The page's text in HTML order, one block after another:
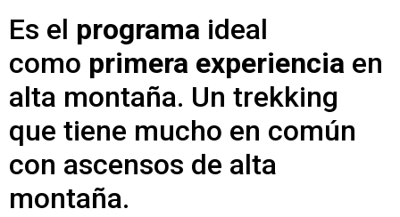
Es el programa ideal
como primera experiencia en
alta montaña. Un trekking
que tiene mucho en común
con ascensos de alta
montaña.